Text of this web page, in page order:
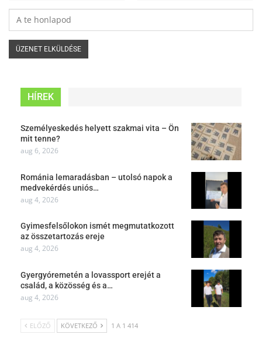
HÍREK
Személyeskedés helyett szakmai vita – Ön
mit tenne?
aug 6, 2026
Románia lemaradásban – utolsó napok a
medvekérdés uniós…
aug 4, 2026
Gyimesfelsőlokon ismét megmutatkozott
az összetartozás ereje
aug 4, 2026
Gyergyóremetén a lovassport erejét a
család, a közösség és a…
aug 4, 2026
ELŐZŐ KÖVETKEZŐ 1 A 1 414